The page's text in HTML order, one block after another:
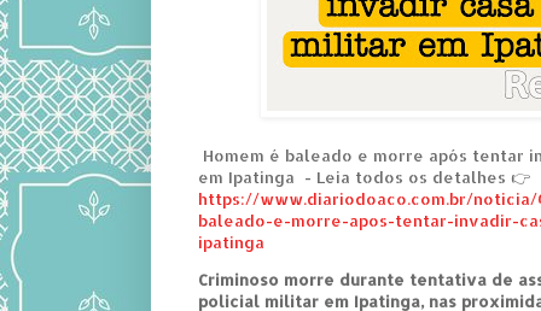
Homem é baleado e morre após tentar
em Ipatinga - Leia todos os detalhes 👉
https://www.diariodoaco.com.br/noticia/
baleado-e-morre-apos-tentar-invadir-
ipatinga
Criminoso morre durante tentativa de
policial militar em Ipatinga, nas